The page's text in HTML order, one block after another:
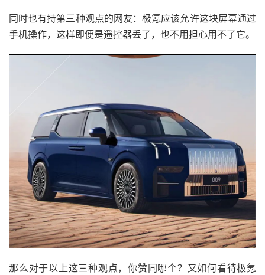
同时也有持第三种观点的网友：极氪应该允许这块屏幕通过
手机操作，这样即便是遥控器丢了，也不用担心用不了它。
那么对于以上这三种观点，你赞同哪个？又如何看待极氪